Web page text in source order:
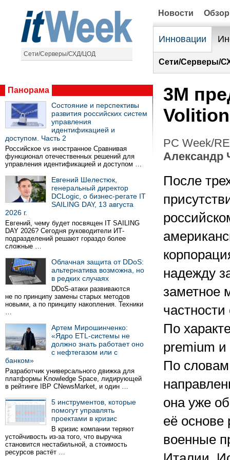
Сети/Серверы/СХД/ЦОД
Новости
Инновации
Сети/Серверы/
Панорама
Состояние и перспективы
развития российских систем
управления
идентификацией и
доступом. Часть 2
Российское vs иностранное Сравнивая
функционал отечественных решений для
управления идентификацией и доступом …
Евгений Шелестюк,
генеральный директор
DCLogic, о бизнес-регате IT
SAILING DAY, 13 августа
2026 г.
Евгений, чему будет посвящен IT SAILING
DAY 2026? Сегодня руководители ИТ-
подразделений решают гораздо более
сложные …
Облачная защита от DDoS:
альтернатива возможна, но
в редких случаях
DDoS-атаки развиваются
не по принципу замены старых методов
новыми, а по принципу накопления. Техники
…
Артем Мирошинченко:
«Ядро ETL-системы не
должно знать работает оно
с нефтегазом или с
банком»
Разработчик универсального движка для
платформы Knowledge Space, лидирующей
в рейтинге IBP CNewsMarket, и один …
5 инструментов, которые
помогут управлять
проектами в кризис
В кризис компании теряют
устойчивость из-за того, что выручка
становится нестабильной, а стоимость
ресурсов растёт …
3М
Volition
PC Week/
Александр
После
надежду
заметное
По
premium и
По
она уже
её основе
военные